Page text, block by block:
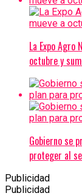
La Expo Agro
octubre y
Gobierno se
proteger al
Publicidad
Publicidad